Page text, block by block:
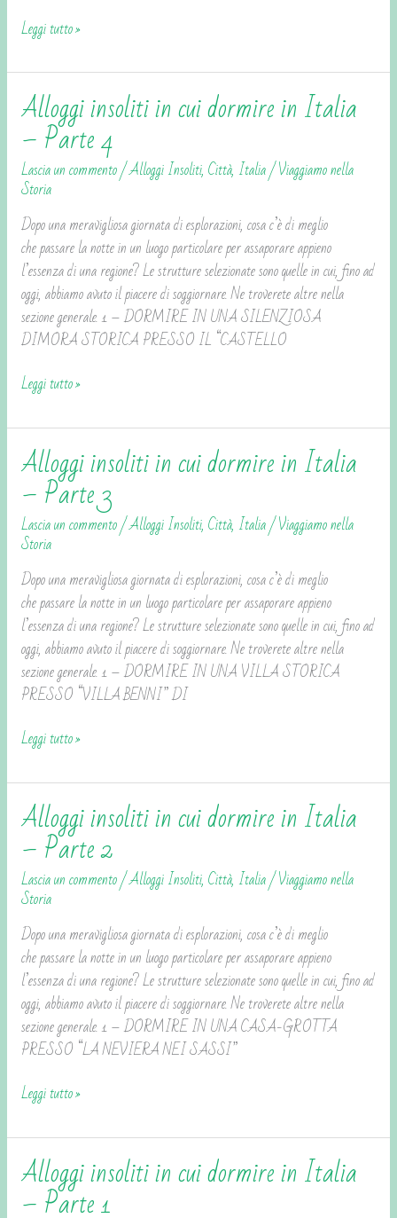
Leggi tutto »
Alloggi insoliti in cui dormire in Italia
– Parte 4
Lascia un commento/Alloggi Insoliti,Città, Italia/Viaggiamo nella
Storia
Dopo una meravigliosa giornata di esplorazioni, cosa c’è di meglio
che passare la notte in un luogo particolare per assaporare appieno
l’essenza di una regione? Le strutture selezionate sono quelle in cui, fino ad
oggi, abbiamo avuto il piacere di soggiornare. Ne troverete altre nella
sezione generale. 1 – DORMIRE IN UNA SILENZIOSA
DIMORA STORICA PRESSO IL “CASTELLO
Alloggi
insoliti
in
cui
dormire
in
Italia
–
Parte
4
Leggi tutto »
Alloggi insoliti in cui dormire in Italia
– Parte 3
Lascia un commento/Alloggi Insoliti,Città, Italia/Viaggiamo nella
Storia
Dopo una meravigliosa giornata di esplorazioni, cosa c’è di meglio
che passare la notte in un luogo particolare per assaporare appieno
l’essenza di una regione? Le strutture selezionate sono quelle in cui, fino ad
oggi, abbiamo avuto il piacere di soggiornare. Ne troverete altre nella
sezione generale. 1 – DORMIRE IN UNA VILLA STORICA
PRESSO “VILLA BENNI” DI
Alloggi
insoliti
in
cui
dormire
in
Italia
–
Parte
3
Leggi tutto »
Alloggi insoliti in cui dormire in Italia
– Parte 2
Lascia un commento/Alloggi Insoliti,Città, Italia/Viaggiamo nella
Storia
Dopo una meravigliosa giornata di esplorazioni, cosa c’è di meglio
che passare la notte in un luogo particolare per assaporare appieno
l’essenza di una regione? Le strutture selezionate sono quelle in cui, fino ad
oggi, abbiamo avuto il piacere di soggiornare. Ne troverete altre nella
sezione generale. 1 – DORMIRE IN UNA CASA-GROTTA
PRESSO “LA NEVIERA NEI SASSI”
Alloggi
insoliti
in
cui
dormire
in
Italia
–
Parte
2
Leggi tutto »
Alloggi insoliti in cui dormire in Italia
– Parte 1
Alloggi
insoliti